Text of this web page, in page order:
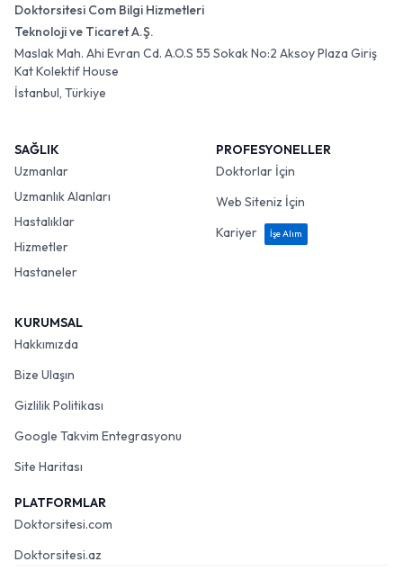
Doktorsitesi Com Bilgi Hizmetleri
Teknoloji ve Ticaret A.Ş.
Maslak Mah. Ahi Evran Cd. A.O.S 55 Sokak No:2 Aksoy Plaza Giriş
Kat Kolektif House
İstanbul, Türkiye
SAĞLIK
Uzmanlar
Uzmanlık Alanları
Hastalıklar
Hizmetler
Hastaneler
PROFESYONELLER
Doktorlar İçin
Web Siteniz İçin
Kariyer
İşe Alım
KURUMSAL
Hakkımızda
Bize Ulaşın
Gizlilik Politikası
Google Takvim Entegrasyonu
Site Haritası
PLATFORMLAR
Doktorsitesi.com
Doktorsitesi.az